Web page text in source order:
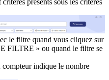
le filtre quand vous cliquez sur
FILTRE » ou quand le filtre se
indique le nombre